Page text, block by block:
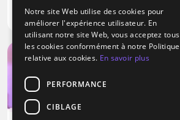
Contacter
Notre site Web utilise des cookies pour
améliorer l'expérience utilisateur. En
utilisant notre site Web, vous acceptez tous
les cookies conformément à notre Politique
relative aux cookies. En savoir plus
PERFORMANCE
CIBLAGE